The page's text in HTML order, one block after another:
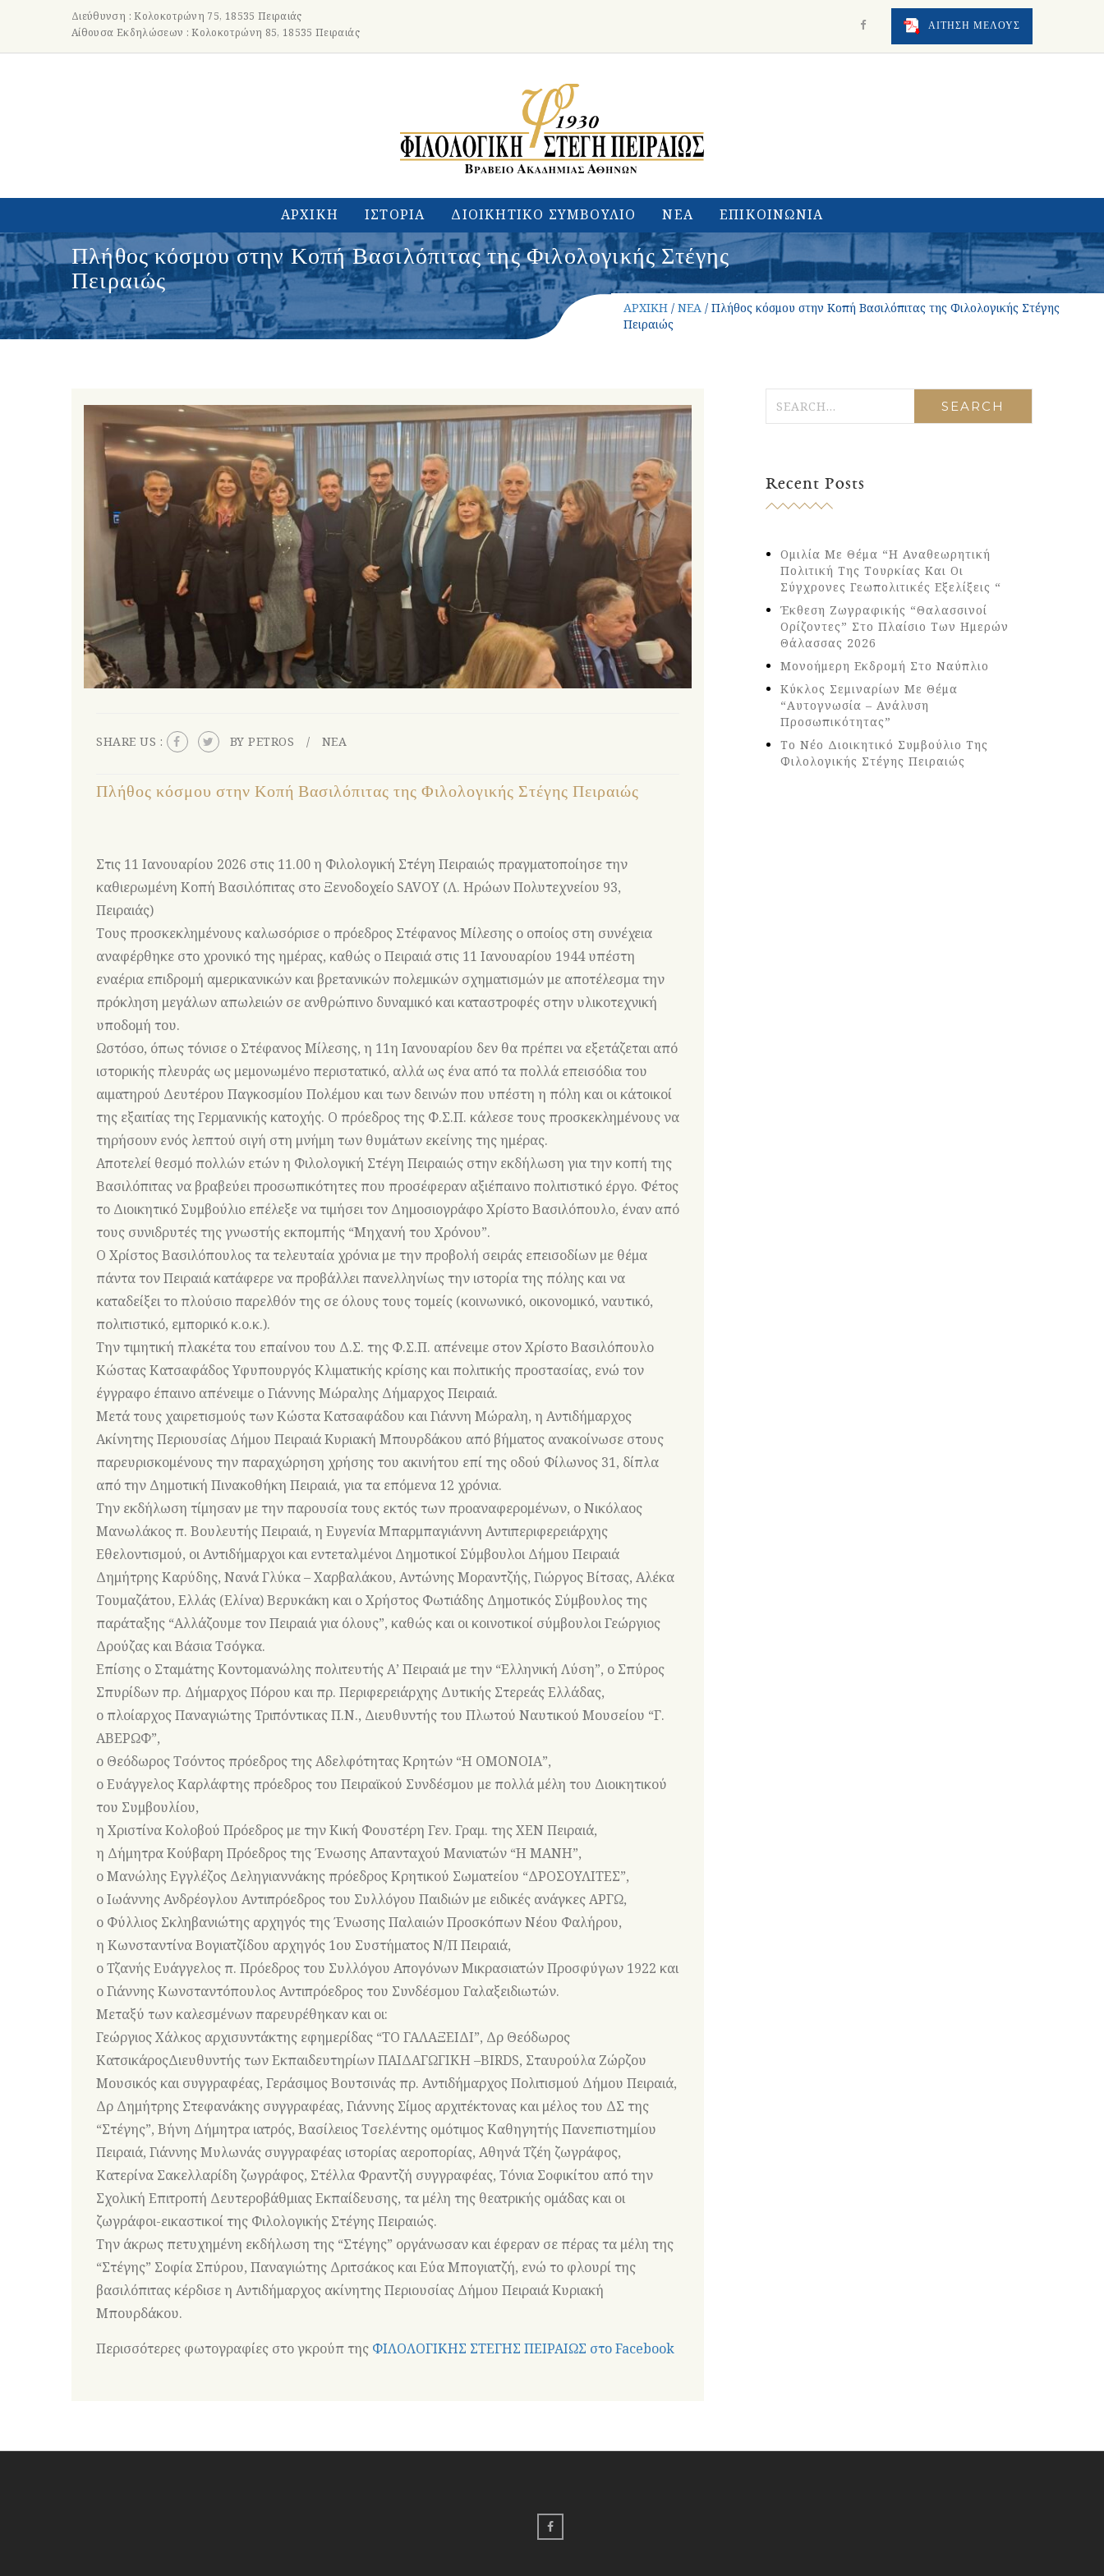
Διεύθυνση : Κολοκοτρώνη 75, 18535 Πειραιάς
Αίθουσα Εκδηλώσεων : Κολοκοτρώνη 85, 18535 Πειραιάς
ΑΙΤΗΣΗ ΜΕΛΟΥΣ
ΑΡΧΙΚΗ ΙΣΤΟΡΙΑ ΔΙΟΙΚΗΤΙΚΟ ΣΥΜΒΟΥΛΙΟ ΝΕΑ ΕΠΙΚΟΙΝΩΝΙΑ
Πλήθος κόσμου στην Κοπή Βασιλόπιτας της Φιλολογικής Στέγης
Πειραιώς
ΑΡΧΙΚΗ / ΝΕΑ / Πλήθος κόσμου στην Κοπή Βασιλόπιτας της Φιλολογικής Στέγης
Πειραιώς
SHARE US : BY PETROS ΝΕΑ
Πλήθος κόσμου στην Κοπή Βασιλόπιτας της Φιλολογικής Στέγης Πειραιώς
Στις 11 Ιανουαρίου 2026 στις 11.00 η Φιλολογική Στέγη Πειραιώς πραγματοποίησε την
καθιερωμένη Κοπή Βασιλόπιτας στο Ξενοδοχείο SAVOY (Λ. Ηρώων Πολυτεχνείου 93,
Πειραιάς)
Τους προσκεκλημένους καλωσόρισε ο πρόεδρος Στέφανος Μίλεσης ο οποίος στη συνέχεια
αναφέρθηκε στο χρονικό της ημέρας, καθώς ο Πειραιά στις 11 Ιανουαρίου 1944 υπέστη
εναέρια επιδρομή αμερικανικών και βρετανικών πολεμικών σχηματισμών με αποτέλεσμα την
πρόκληση μεγάλων απωλειών σε ανθρώπινο δυναμικό και καταστροφές στην υλικοτεχνική
υποδομή του.
Ωστόσο, όπως τόνισε ο Στέφανος Μίλεσης, η 11η Ιανουαρίου δεν θα πρέπει να εξετάζεται από
ιστορικής πλευράς ως μεμονωμένο περιστατικό, αλλά ως ένα από τα πολλά επεισόδια του
αιματηρού Δευτέρου Παγκοσμίου Πολέμου και των δεινών που υπέστη η πόλη και οι κάτοικοί
της εξαιτίας της Γερμανικής κατοχής. Ο πρόεδρος της Φ.Σ.Π. κάλεσε τους προσκεκλημένους να
τηρήσουν ενός λεπτού σιγή στη μνήμη των θυμάτων εκείνης της ημέρας.
Αποτελεί θεσμό πολλών ετών η Φιλολογική Στέγη Πειραιώς στην εκδήλωση για την κοπή της
Βασιλόπιτας να βραβεύει προσωπικότητες που προσέφεραν αξιέπαινο πολιτιστικό έργο. Φέτος
το Διοικητικό Συμβούλιο επέλεξε να τιμήσει τον Δημοσιογράφο Χρίστο Βασιλόπουλο, έναν από
τους συνιδρυτές της γνωστής εκπομπής “Μηχανή του Χρόνου”.
Ο Χρίστος Βασιλόπουλος τα τελευταία χρόνια με την προβολή σειράς επεισοδίων με θέμα
πάντα τον Πειραιά κατάφερε να προβάλλει πανελληνίως την ιστορία της πόλης και να
καταδείξει το πλούσιο παρελθόν της σε όλους τους τομείς (κοινωνικό, οικονομικό, ναυτικό,
πολιτιστικό, εμπορικό κ.ο.κ.).
Την τιμητική πλακέτα του επαίνου του Δ.Σ. της Φ.Σ.Π. απένειμε στον Χρίστο Βασιλόπουλο
Κώστας Κατσαφάδος Υφυπουργός Κλιματικής κρίσης και πολιτικής προστασίας, ενώ τον
έγγραφο έπαινο απένειμε ο Γιάννης Μώραλης Δήμαρχος Πειραιά.
Μετά τους χαιρετισμούς των Κώστα Κατσαφάδου και Γιάννη Μώραλη, η Αντιδήμαρχος
Ακίνητης Περιουσίας Δήμου Πειραιά Κυριακή Μπουρδάκου από βήματος ανακοίνωσε στους
παρευρισκομένους την παραχώρηση χρήσης του ακινήτου επί της οδού Φίλωνος 31, δίπλα
από την Δημοτική Πινακοθήκη Πειραιά, για τα επόμενα 12 χρόνια.
Την εκδήλωση τίμησαν με την παρουσία τους εκτός των προαναφερομένων, ο Νικόλαος
Μανωλάκος π. Βουλευτής Πειραιά, η Ευγενία Μπαρμπαγιάννη Αντιπεριφερειάρχης
Εθελοντισμού, οι Αντιδήμαρχοι και εντεταλμένοι Δημοτικοί Σύμβουλοι Δήμου Πειραιά
Δημήτρης Καρύδης, Νανά Γλύκα – Χαρβαλάκου, Αντώνης Μοραντζής, Γιώργος Βίτσας, Αλέκα
Τουμαζάτου, Ελλάς (Ελίνα) Βερυκάκη και ο Χρήστος Φωτιάδης Δημοτικός Σύμβουλος της
παράταξης “Αλλάζουμε τον Πειραιά για όλους”, καθώς και οι κοινοτικοί σύμβουλοι Γεώργιος
Δρούζας και Βάσια Τσόγκα.
Επίσης ο Σταμάτης Κοντομανώλης πολιτευτής Α’ Πειραιά με την “Ελληνική Λύση”, ο Σπύρος
Σπυρίδων πρ. Δήμαρχος Πόρου και πρ. Περιφερειάρχης Δυτικής Στερεάς Ελλάδας,
ο πλοίαρχος Παναγιώτης Τριπόντικας Π.Ν., Διευθυντής του Πλωτού Ναυτικού Μουσείου “Γ.
ΑΒΕΡΩΦ”,
ο Θεόδωρος Τσόντος πρόεδρος της Αδελφότητας Κρητών “Η ΟΜΟΝΟΙΑ”,
ο Ευάγγελος Καρλάφτης πρόεδρος του Πειραϊκού Συνδέσμου με πολλά μέλη του Διοικητικού
του Συμβουλίου,
η Χριστίνα Κολοβού Πρόεδρος με την Κική Φουστέρη Γεν. Γραμ. της ΧΕΝ Πειραιά,
η Δήμητρα Κούβαρη Πρόεδρος της Ένωσης Απανταχού Μανιατών “Η ΜΑΝΗ”,
ο Μανώλης Εγγλέζος Δεληγιαννάκης πρόεδρος Κρητικού Σωματείου “ΔΡΟΣΟΥΛΙΤΕΣ”,
ο Ιωάννης Ανδρέογλου Αντιπρόεδρος του Συλλόγου Παιδιών με ειδικές ανάγκες ΑΡΓΩ,
ο Φύλλιος Σκληβανιώτης αρχηγός της Ένωσης Παλαιών Προσκόπων Νέου Φαλήρου,
η Κωνσταντίνα Βογιατζίδου αρχηγός 1ου Συστήματος Ν/Π Πειραιά,
ο Τζανής Ευάγγελος π. Πρόεδρος του Συλλόγου Απογόνων Μικρασιατών Προσφύγων 1922 και
ο Γιάννης Κωνσταντόπουλος Αντιπρόεδρος του Συνδέσμου Γαλαξειδιωτών.
Μεταξύ των καλεσμένων παρευρέθηκαν και οι:
Γεώργιος Χάλκος αρχισυντάκτης εφημερίδας “ΤΟ ΓΑΛΑΞΕΙΔΙ”, Δρ Θεόδωρος
ΚατσικάροςΔιευθυντής των Εκπαιδευτηρίων ΠΑΙΔΑΓΩΓΙΚΗ –BIRDS, Σταυρούλα Ζώρζου
Μουσικός και συγγραφέας, Γεράσιμος Βουτσινάς πρ. Αντιδήμαρχος Πολιτισμού Δήμου Πειραιά,
Δρ Δημήτρης Στεφανάκης συγγραφέας, Γιάννης Σίμος αρχιτέκτονας και μέλος του ΔΣ της
“Στέγης”, Βήνη Δήμητρα ιατρός, Βασίλειος Τσελέντης ομότιμος Καθηγητής Πανεπιστημίου
Πειραιά, Γιάννης Μυλωνάς συγγραφέας ιστορίας αεροπορίας, Αθηνά Τζέη ζωγράφος,
Κατερίνα Σακελλαρίδη ζωγράφος, Στέλλα Φραντζή συγγραφέας, Τόνια Σοφικίτου από την
Σχολική Επιτροπή Δευτεροβάθμιας Εκπαίδευσης, τα μέλη της θεατρικής ομάδας και οι
ζωγράφοι-εικαστικοί της Φιλολογικής Στέγης Πειραιώς.
Την άκρως πετυχημένη εκδήλωση της “Στέγης” οργάνωσαν και έφεραν σε πέρας τα μέλη της
“Στέγης” Σοφία Σπύρου, Παναγιώτης Δριτσάκος και Εύα Μπογιατζή, ενώ το φλουρί της
βασιλόπιτας κέρδισε η Αντιδήμαρχος ακίνητης Περιουσίας Δήμου Πειραιά Κυριακή
Μπουρδάκου.
Περισσότερες φωτογραφίες στο γκρούπ της ΦΙΛΟΛΟΓΙΚΗΣ ΣΤΕΓΗΣ ΠΕΙΡΑΙΩΣ στο Facebook
Recent Posts
Ομιλία Με Θέμα “Η Αναθεωρητική
Πολιτική Της Τουρκίας Και Οι
Σύγχρονες Γεωπολιτικές Εξελίξεις “
Έκθεση Ζωγραφικής “Θαλασσινοί
Ορίζοντες” Στο Πλαίσιο Των Ημερών
Θάλασσας 2026
Μονοήμερη Εκδρομή Στο Ναύπλιο
Κύκλος Σεμιναρίων Με Θέμα
“Αυτογνωσία – Ανάλυση
Προσωπικότητας”
Το Νέο Διοικητικό Συμβούλιο Της
Φιλολογικής Στέγης Πειραιώς